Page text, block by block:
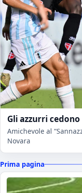
Gli azzurri
Amichevole al
Novara
Prima pagina